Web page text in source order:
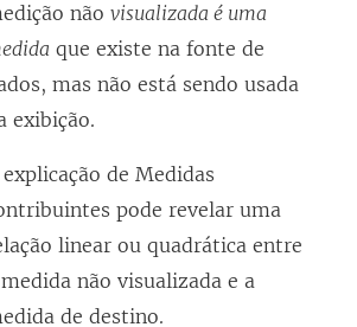
não visualizada é uma
que existe na fonte de
mas não está sendo usada
exibição.
de Medidas
pode revelar uma
linear ou quadrática entre
não visualizada e a
de destino.